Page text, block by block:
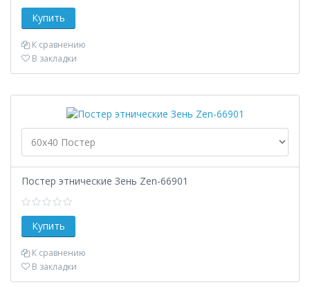
К сравнению
В закладки
Постер этнические Зень Zen-66901
К сравнению
В закладки